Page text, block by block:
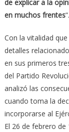
de explicar a la
en muchos frentes”.
Con la vitalidad
detalles
en sus primeros
del Partido
analizó las
cuando toma la
incorporarse al
El 26 de febrero